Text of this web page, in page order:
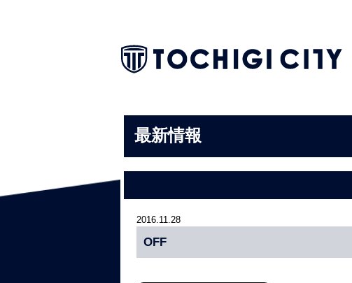
最新情報
2016.11.28
OFF